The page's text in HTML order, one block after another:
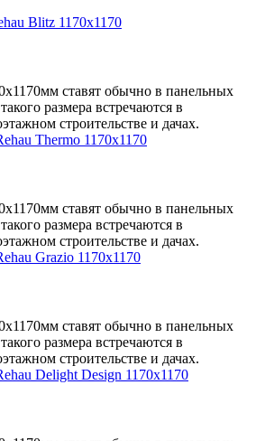
Blitz 1170x1170
ставят обычно в панельных
размера встречаются в
строительстве и дачах.
Thermo 1170x1170
ставят обычно в панельных
размера встречаются в
строительстве и дачах.
Grazio 1170x1170
ставят обычно в панельных
размера встречаются в
строительстве и дачах.
Delight Design 1170x1170